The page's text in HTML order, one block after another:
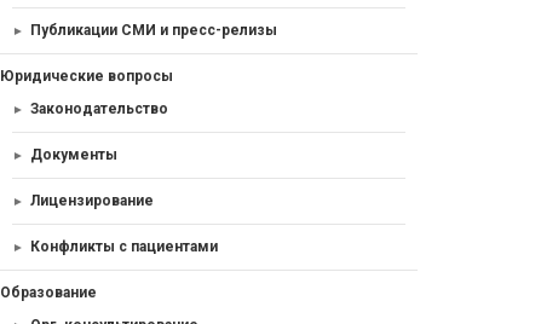
Публикации СМИ и пресс-релизы
Юридические вопросы
Законодательство
Документы
Лицензирование
Конфликты с пациентами
Образование